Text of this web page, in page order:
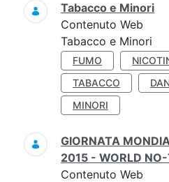
Tabacco e Minori
Contenuto Web
Tabacco e Minori
FUMO
TABACCO
MINORI
GIORNATA
2015 - WORLD
Contenuto Web